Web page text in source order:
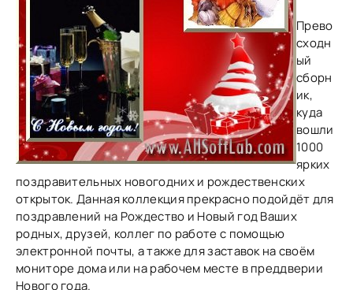
Прево
сходн
ый
сборн
ик,
куда
вошли
1000
ярких
поздравительных новогодних и рождественских
открыток. Данная коллекция прекрасно подойдёт для
поздравлений на Рождество и Новый год Ваших
родных, друзей, коллег по работе с помощью
электронной почты, а также для заставок на своём
мониторе дома или на рабочем месте в преддверии
Нового года.